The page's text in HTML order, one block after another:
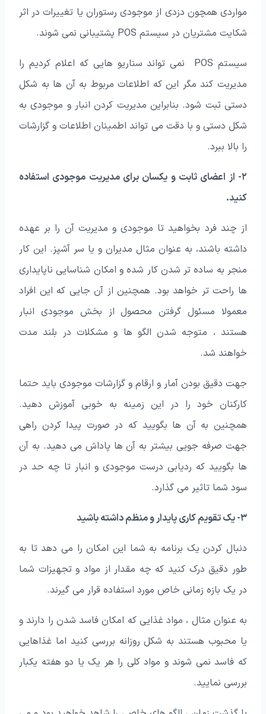
مواردی همچون دزدی از موجودی رستوران یا تغییرات در اثر
شکایت مشتریان در سیستم POS پشتیبانی نمی شوند.
سیستم POS نمی تواند سناریو هایی که اعلام کردیم را
مدیریت کند مگر این که اطلاعات مربوط به آن ها به شکل
دستی ثبت شود. بنابراین مدیریت کردن انبار و موجودی به
شکل دستی و با دقت می تواند اطمینان اطلاعات و گزارشات
را بالا ببرد.
۲- از اعضای ثابت و یکسان برای مدیریت موجودی استفاده
کنید.
از چند فرد بخواهید تا موجودی و مدیریت آن را بر عهده
داشته باشند، به عنوان مثال مدیران و یا سر آشپز. این کار
منجر به ساده تر شدن کار شده و امکان شناسایی ناپایداری
ها راحت تر خواهد بود. همچنین از آن جایی که این افراد
معمولا مسئول گرفتن محصول از بخش موجودی انبار
هستند ، متوجه شدن الگو ها و مشکلات در بلند مدت
خواهند شد.
جهت دقیق بودن آمار و ارقام و گزارشات موجودی باید حتما
کارکنان خود را در این زمینه به خوبی آموزش دهید.
همچنین به آن ها بگویید که در صورت پیدا کردن راهی
جهت صرفه جویی بیشتر به آن ها پاداش می دهید. به آن
ها بگویید که ردیابی درست موجودی و انبار تا چه حد در
سود شما تاثیر می گذارد.
۳- یک تقویم کاری پایدار و منظم داشته باشید
دنبال کردن یک برنامه به شما این امکان را می دهد تا به
طور دقیق درک کنید که چه مقدار از مواد و تجهیزات شما
در یک بازه زمانی خاص مورد استفاده قرار می گیرند.
به عنوان مثال ، مواد غذایی که امکان فاسد شدن را دارند و
یا محبوب هستند به شکل روزانه بررسی کنید اما غذاهایی
که فاسد نمی شوند و مواد کلی را هر یک یا دو هفته یکبار
بررسی نمایید.